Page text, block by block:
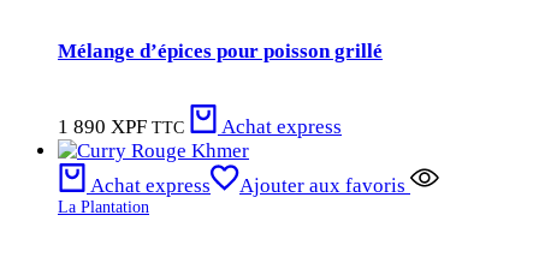
Mélange d’épices pour poisson grillé
1 890 XPF TTC Achat express
Achat express Ajouter aux favoris
La Plantation